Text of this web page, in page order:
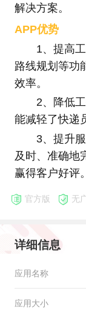
解决方案。
APP优势
1、提高
路线规划等功
效率。
2、降低
能减轻了快递
3、提升
及时、准确地
赢得客户好评。
官方版 无
详细信息
应用名称
应用大小